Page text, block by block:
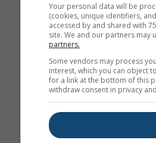
Your personal data will be
(cookies, unique identifiers,
accessed by and shared with
site. We and our partners may
partners.
Some vendors may process
interest, which you can object
for a link at the bottom of this
withdraw consent in privacy